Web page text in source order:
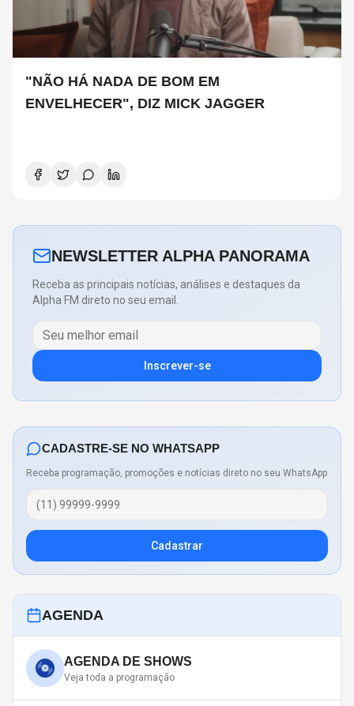
"NÃO HÁ NADA DE BOM EM
ENVELHECER", DIZ MICK JAGGER
NEWSLETTER ALPHA PANORAMA
Receba as principais notícias, análises e destaques da
Alpha FM direto no seu email.
Inscrever-se
CADASTRE-SE NO WHATSAPP
Receba programação, promoções e notícias direto no seu WhatsApp
Cadastrar
AGENDA
AGENDA DE SHOWS
Veja toda a programação